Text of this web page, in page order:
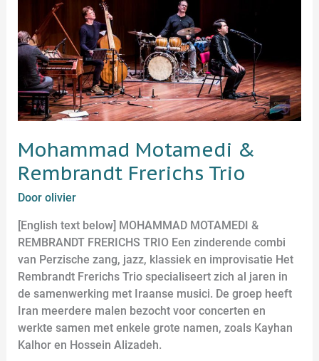
Mohammad Motamedi &
Rembrandt Frerichs Trio
Doorolivier
[English text below] MOHAMMAD MOTAMEDI &
REMBRANDT FRERICHS TRIO Een zinderende combi
van Perzische zang, jazz, klassiek en improvisatie Het
Rembrandt Frerichs Trio specialiseert zich al jaren in
de samenwerking met Iraanse musici. De groep heeft
Iran meerdere malen bezocht voor concerten en
werkte samen met enkele grote namen, zoals Kayhan
Kalhor en Hossein Alizadeh.
Frerichs